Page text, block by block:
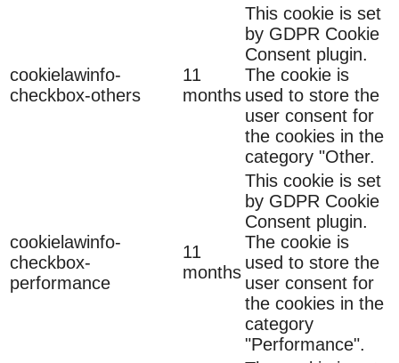
cookielawinfo-
checkbox-others
11
months
This cookie is set
by GDPR Cookie
Consent plugin.
The cookie is
used to store the
user consent for
the cookies in the
category "Other.
cookielawinfo-
checkbox-
performance
11
months
This cookie is set
by GDPR Cookie
Consent plugin.
The cookie is
used to store the
user consent for
the cookies in the
category
"Performance".